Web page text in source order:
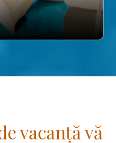
vacanță vă